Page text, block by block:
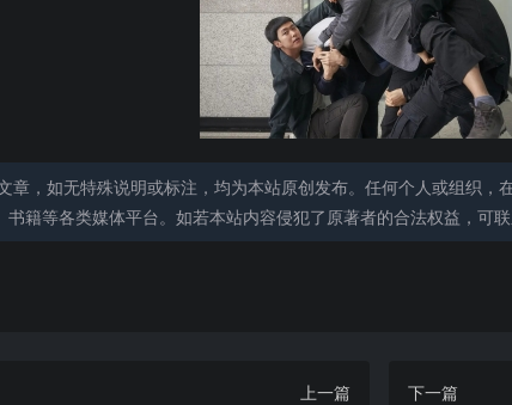
章，如无特殊说明或标注，均为本站原创发布。任何个人或组织，
籍等各类媒体平台。如若本站内容侵犯了原著者的合法权益，可联
上一篇 下一篇